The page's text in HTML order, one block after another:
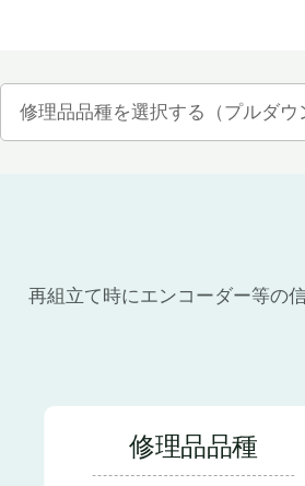
再組立て時にエンコーダー等の
修理品品種